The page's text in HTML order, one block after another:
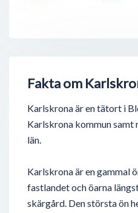
Fakta om
Karlskrona är en tätort i
Karlskrona kommun
län.
Karlskrona är en gammal
fastlandet och öarna
skärgård. Den största ön